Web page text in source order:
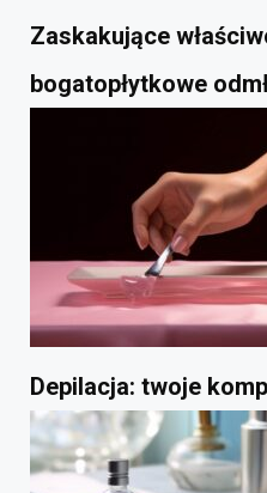
Zaskakujące
bogatopłytkowe
Depilacja: twoje